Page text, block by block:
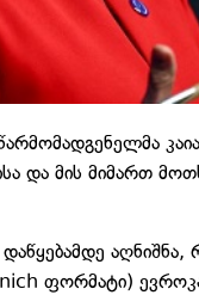
და მის მიმართ
ფორმატი)